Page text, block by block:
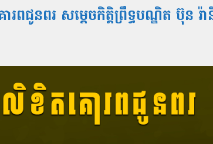
ពជូនពរ សម្តេចកិត្តិព្រឹទ្ធបណ្ឌិត ប៊ុន